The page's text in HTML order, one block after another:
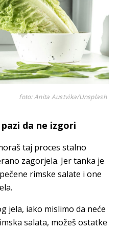
foto: Anita Austvika/Unsplash
da ne izgori
taj proces stalno
zagorjela. Jer tanka je
rimske salate i one
jela, iako mislimo da neće
salata, možeš ostatke